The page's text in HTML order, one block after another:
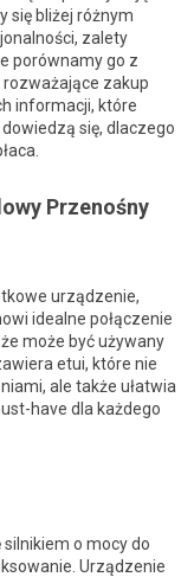
się bliżej różnym
zalety
porównamy go z
zakup
informacji, które
się, dlaczego
Przenośny
urządzenie,
idealne połączenie
może być używany
etui, które nie
ale także ułatwia
have dla każdego
silnikiem o mocy do
Urządzenie